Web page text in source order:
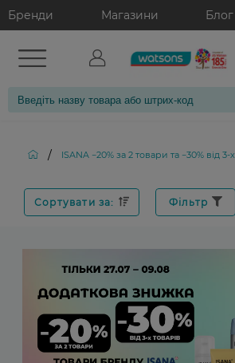
Бренди Магазини Блог
/ ISANA −20% за 2 товари та −30% від 3-х
Сортувати за: Фільтр